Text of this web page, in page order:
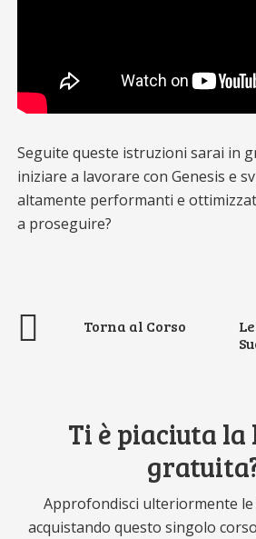
Seguite queste istruzioni sarai in
iniziare a lavorare con Genesis e
altamente performanti e
a proseguire?
Torna al Corso
Ti è piaciuta la
Approfondisci ulteriormente le
acquistando questo singolo